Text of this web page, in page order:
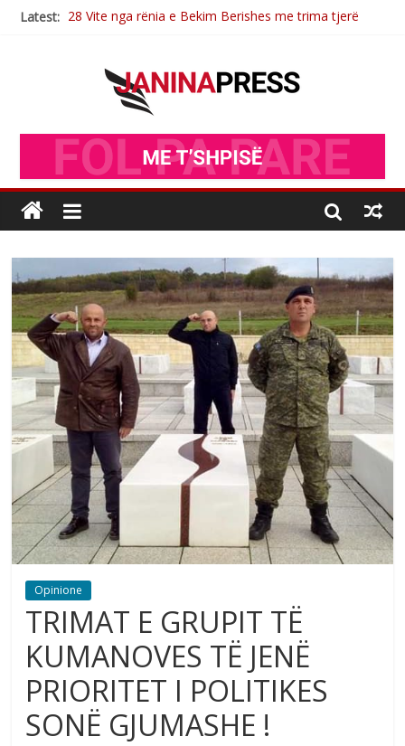
Latest:
Sulm , pse të dua ty
Nga poetja atdhetare Kumrie Shala -BOLL MO
Selca:Naim Nimonaj figurë e madhe e UÇK -së
Opinione
TRIMAT E GRUPIT TË
KUMANOVES TË JENË
PRIORITET I POLITIKES
SONË GJUMASHE !